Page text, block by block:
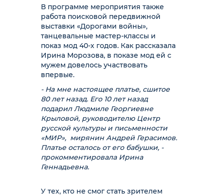
В программе мероприятия также
работа поисковой передвижной
выставки «Дорогами войны»,
танцевальные мастер-классы и
показ мод 40-х годов. Как рассказала
Ирина Морозова, в показе мод ей с
мужем довелось участвовать
впервые.
- На мне настоящее платье, сшитое
80 лет назад. Его 10 лет назад
подарил Людмиле Георгиевне
Крыловой, руководителю Центр
русской культуры и письменности
«МИР», мирянин Андрей Герасимов.
Платье осталось от его бабушки, -
прокомментировала Ирина
Геннадьевна.
У тех, кто не смог стать зрителем